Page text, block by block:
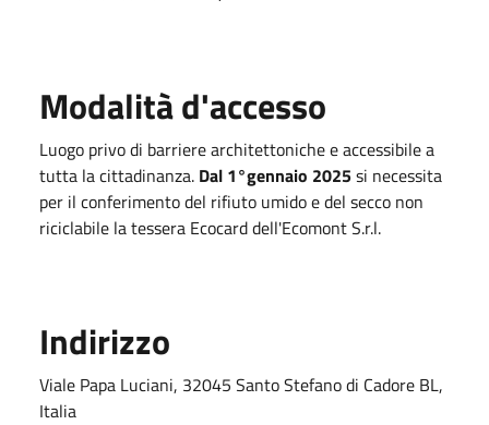
Modalità d'accesso
Luogo privo di barriere architettoniche e accessibile a
tutta la cittadinanza. Dal 1°gennaio 2025si necessita
per il conferimento del rifiuto umido e del secco non
riciclabile la tessera Ecocard dell'Ecomont S.r.l.
Indirizzo
Viale Papa Luciani, 32045 Santo Stefano di Cadore BL,
Italia